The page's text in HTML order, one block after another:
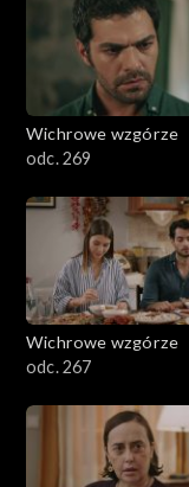
Wichrowe wzgórze
odc. 269
Wichrowe wzgórze
odc. 267